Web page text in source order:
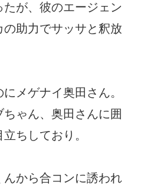
が、彼のエージェン
の助力でサッサと釈放
メゲナイ奥田さん。
ゃん、奥田さんに囲
ちしており。
から合コンに誘われ